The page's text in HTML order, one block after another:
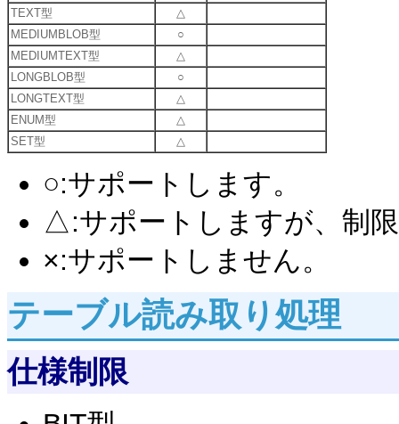
TEXT型
△
MEDIUMBLOB型
○
MEDIUMTEXT型
△
LONGBLOB型
○
LONGTEXT型
△
ENUM型
△
SET型
△
○:サポートします。
△:サポートしますが、制
×:サポートしません。
テーブル読み取り処理
仕様制限